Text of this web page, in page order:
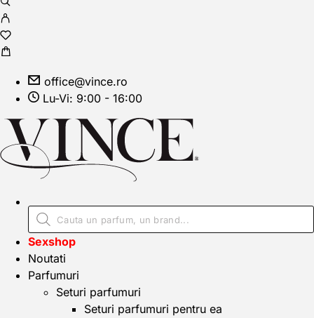
office@vince.ro
Lu-Vi: 9:00 - 16:00
Sexshop
Noutati
Parfumuri
Seturi parfumuri
Seturi parfumuri pentru ea